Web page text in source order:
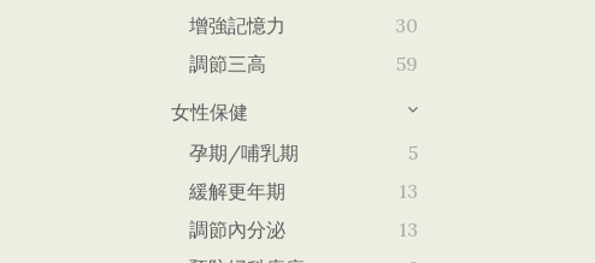
增強記憶力
30
調節三高
59
女性保健
孕期/哺乳期
5
緩解更年期
13
調節內分泌
13